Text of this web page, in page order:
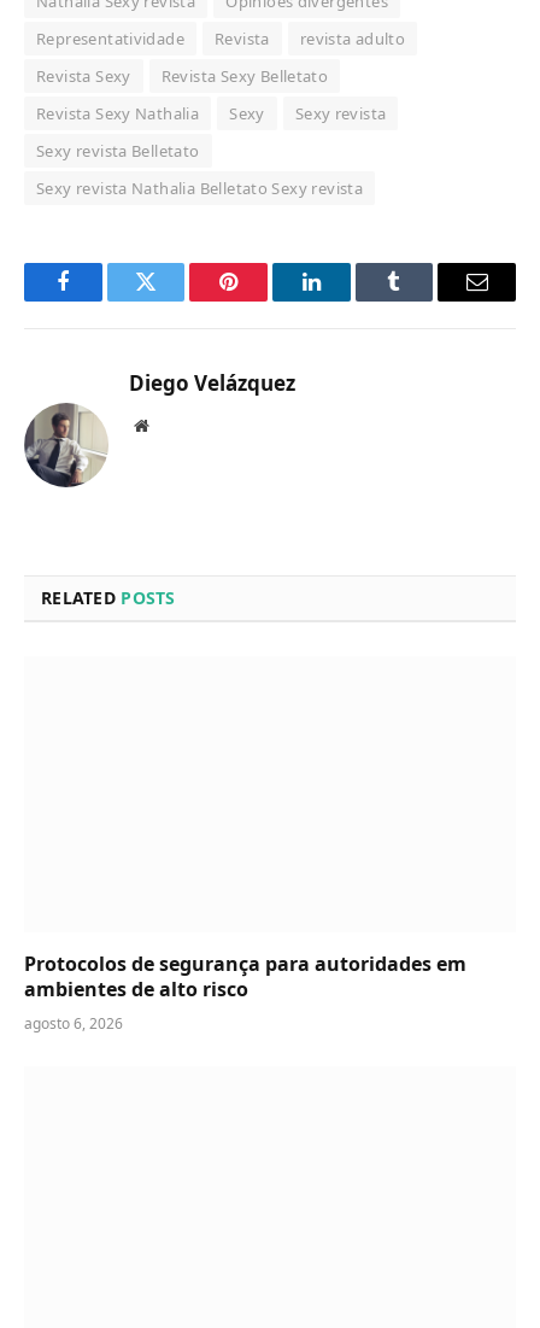
Representatividade
Revista
revista adulto
Revista Sexy
Revista Sexy Belletato
Revista Sexy Nathalia
Sexy
Sexy revista
Sexy revista Belletato
Sexy revista Nathalia Belletato Sexy revista
FacebookTwitter Pinterest LinkedInTumblr Email
Diego Velázquez
Website
RELATED POSTS
Protocolos de segurança para autoridades em
ambientes de alto risco
agosto 6, 2026